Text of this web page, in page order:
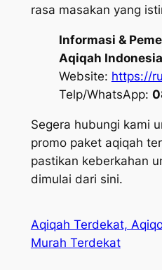
rasa masakan yang
Informasi &
Aqiqah Indonesia
Website: https://
Telp/WhatsApp:
Segera hubungi kami
promo paket aqiqah
pastikan keberkahan
dimulai dari sini.
Aqiqah Terdekat,
Murah Terdekat